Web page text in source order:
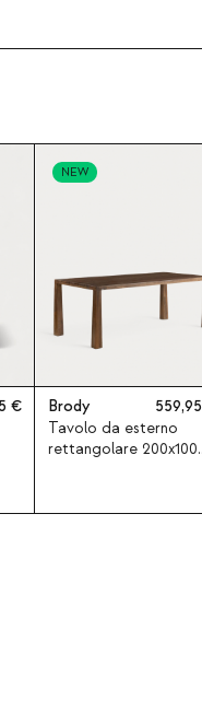
NEW
Brody
559,95
Tavolo da esterno
rettangolare 200x100